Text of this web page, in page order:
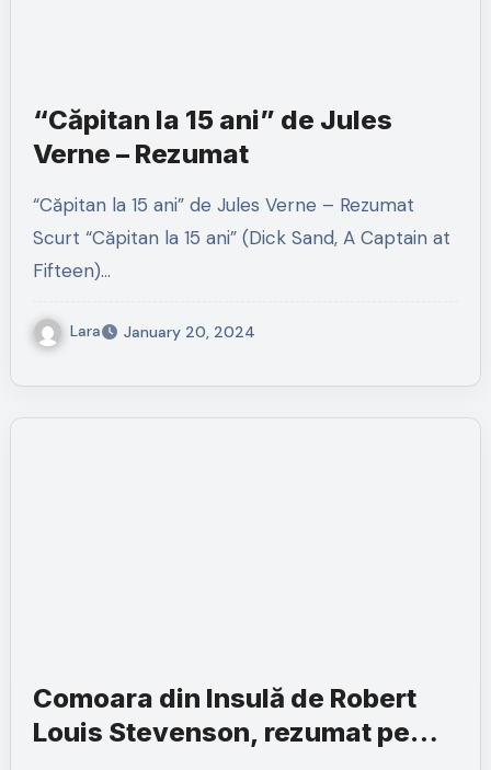
“Căpitan la 15 ani” de Jules
Verne – Rezumat
“Căpitan la 15 ani” de Jules Verne – Rezumat
Scurt “Căpitan la 15 ani” (Dick Sand, A Captain at
Fifteen)…
Lara January 20, 2024
Comoara din Insulă de Robert
Louis Stevenson, rezumat pe